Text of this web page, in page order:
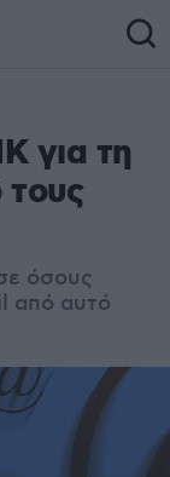
για τη
όσους
από αυτό